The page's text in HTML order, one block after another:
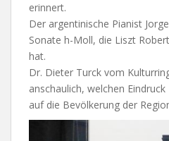
erinnert.
Der argentinische Pianist
Sonate h-Moll, die Liszt
hat.
Dr. Dieter Turck vom
anschaulich, welchen
auf die Bevölkerung der